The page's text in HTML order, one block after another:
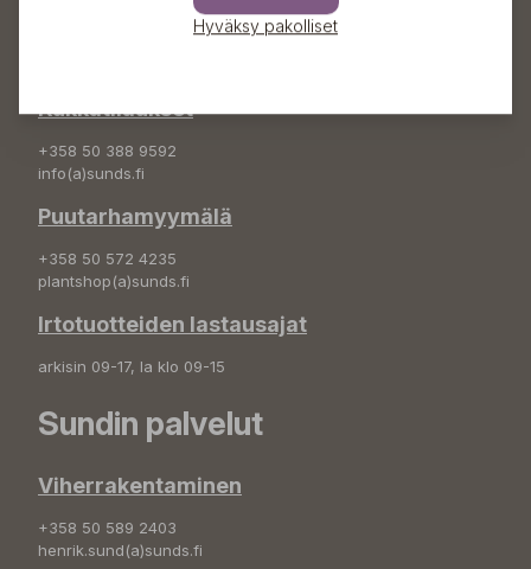
Kukkatilaukset
+358 50 388 9592
info(a)sunds.fi
Puutarhamyymälä
+358 50 572 4235
plantshop(a)sunds.fi
Irtotuotteiden lastausajat
arkisin 09-17, la klo 09-15
Sundin palvelut
Viherrakentaminen
+358 50 589 2403
henrik.sund(a)sunds.fi
Hyväksy pakolliset